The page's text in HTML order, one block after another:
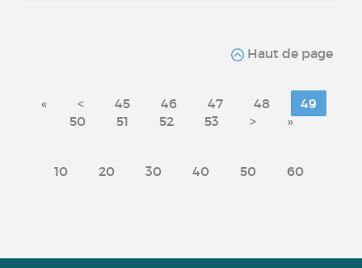
Haut de page
« < 45 46 47 48
49
50
51 52 53 > »
10 20 30 40 50 60